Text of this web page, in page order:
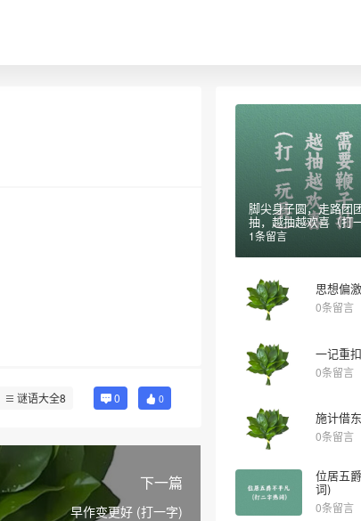
谜语大全8 0 0
下一篇
早作变更好 (打一字)
脚尖身子圆，走路团
抽，越抽越欢喜（打
1条留言
思想偏
0条留言
一记重
0条留言
施计借
0条留言
位居五
词)
0条留言